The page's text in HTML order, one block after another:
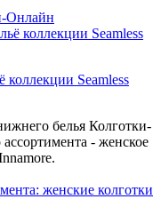
Онлайн
коллекции Seamless
белья Колготки-
- женское